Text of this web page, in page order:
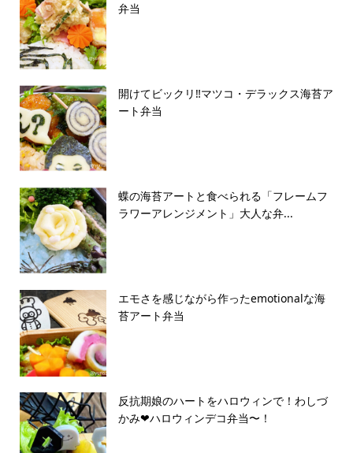
弁当
開けてビックリ‼️マツコ・デラックス海苔ア
ート弁当
蝶の海苔アートと食べられる「フレームフ
ラワーアレンジメント」大人な弁...
エモさを感じながら作ったemotionalな海
苔アート弁当
反抗期娘のハートをハロウィンで！わしづ
かみ❤ハロウィンデコ弁当〜！